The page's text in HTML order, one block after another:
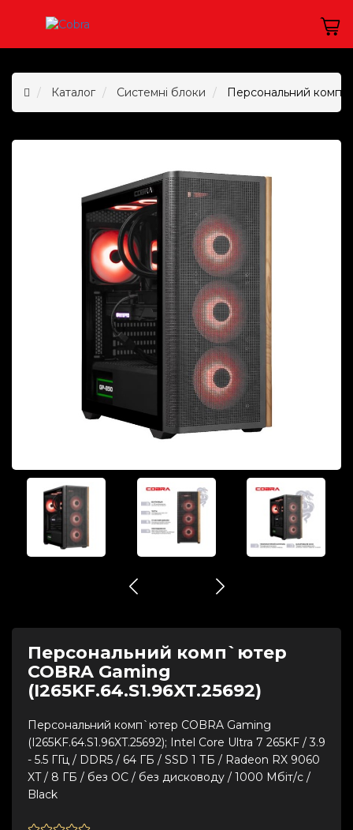
Каталог Системні блоки Персональний
Персональний комп`ютер
COBRA Gaming
(I265KF.64.S1.96XT.25692)
Персональний комп`ютер COBRA Gaming
(I265KF.64.S1.96XT.25692); Intel Core Ultra 7 265KF / 3.9
- 5.5 ГГц / DDR5 / 64 ГБ / SSD 1 ТБ / Radeon RX 9060
XT / 8 ГБ / без ОС / без дисководу / 1000 Мбіт/с /
Black